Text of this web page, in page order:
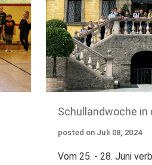
Schullandwoche in
posted on Juli 08, 2024
Vom 25. - 28. Juni